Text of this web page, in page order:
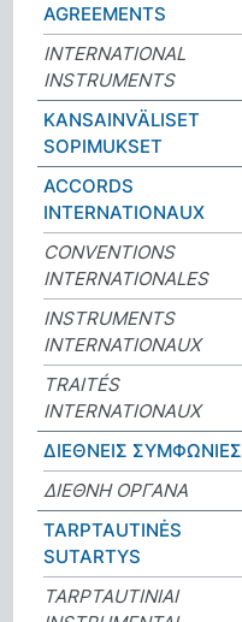
AGREEMENTS
INTERNATIONAL
INSTRUMENTS
KANSAINVÄLISET
SOPIMUKSET
ACCORDS
INTERNATIONAUX
CONVENTIONS
INTERNATIONALES
INSTRUMENTS
INTERNATIONAUX
TRAITÉS
INTERNATIONAUX
ΔΙΕΘΝΕΙΣ ΣΥΜΦΩΝΙΕΣ
ΔΙΕΘΝΗ ΟΡΓΑΝΑ
TARPTAUTINĖS
SUTARTYS
TARPTAUTINIAI